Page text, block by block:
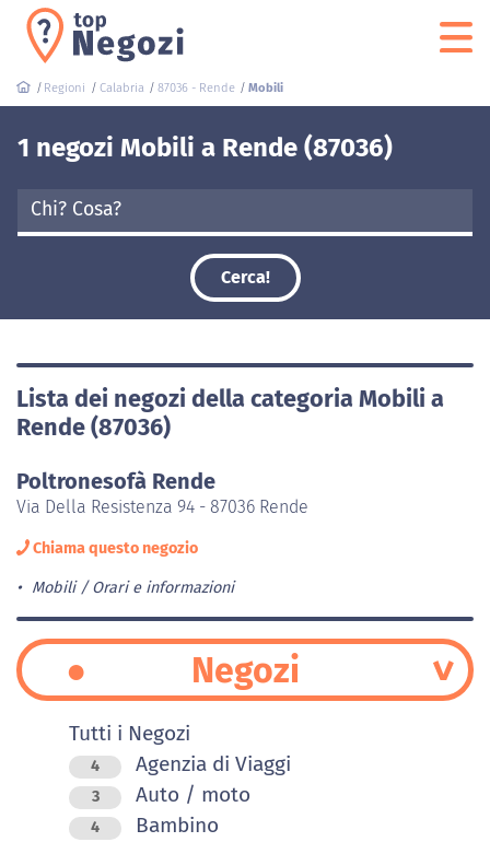
Regioni Calabria 87036 - Rende Mobili
1 negozi Mobili a Rende (87036)
Cerca!
Lista dei negozi della categoria Mobili a
Rende (87036)
Poltronesofà Rende
Via Della Resistenza 94 - 87036 Rende
Chiama questo negozio
Mobili Orari e informazioni
Negozi
Tutti i Negozi
4 Agenzia di Viaggi
3 Auto / moto
4 Bambino